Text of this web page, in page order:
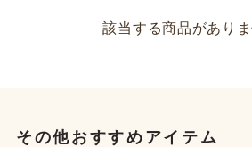
該当する商品がありま
その他おすすめアイテム